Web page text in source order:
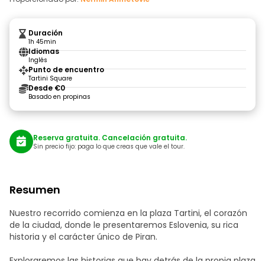
Duración
1h 45min
Idiomas
Inglés
Punto de encuentro
Tartini Square
Desde €0
Basado en propinas
Reserva gratuita. Cancelación gratuita.
Sin precio fijo: paga lo que creas que vale el tour.
Resumen
Nuestro recorrido comienza en la plaza Tartini, el corazón
de la ciudad, donde le presentaremos Eslovenia, su rica
historia y el carácter único de Piran.